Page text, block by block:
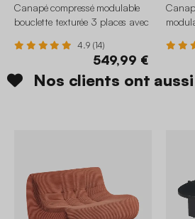
Canapé compressé modulable
bouclette texturée 3 places avec
4.9 (14)
549,99 €
Nos clients ont